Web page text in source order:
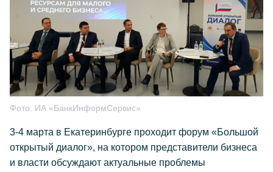
Фото: ИА «БанкИнформСервис»
3-4 марта в Екатеринбурге проходит форум «Большой
открытый диалог», на котором представители бизнеса
и власти обсуждают актуальные проблемы